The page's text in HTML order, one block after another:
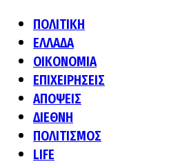
ΠΟΛΙΤΙΚΗ
ΕΛΛΑΔΑ
ΟΙΚΟΝΟΜΙΑ
ΕΠΙΧΕΙΡΗΣΕΙΣ
ΑΠΟΨΕΙΣ
ΔΙΕΘΝΗ
ΠΟΛΙΤΙΣΜΟΣ
LIFE